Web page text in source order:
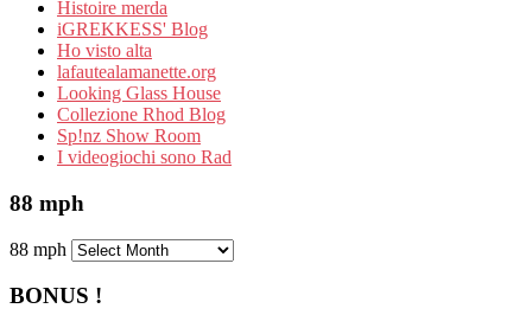
Histoire merda
iGREKKESS' Blog
Ho visto alta
lafautealamanette.org
Looking Glass House
Collezione Rhod Blog
Sp!nz Show Room
I videogiochi sono Rad
88 mph
88 mph
BONUS !